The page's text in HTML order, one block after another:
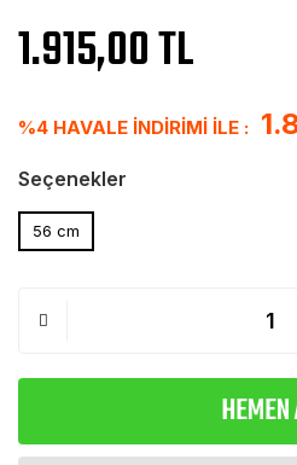
1.915,00 TL
%4 HAVALE İNDİRİMİ İLE :
Seçenekler
56 cm